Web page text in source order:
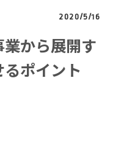
2020/5/16
業から展開す
るポイント